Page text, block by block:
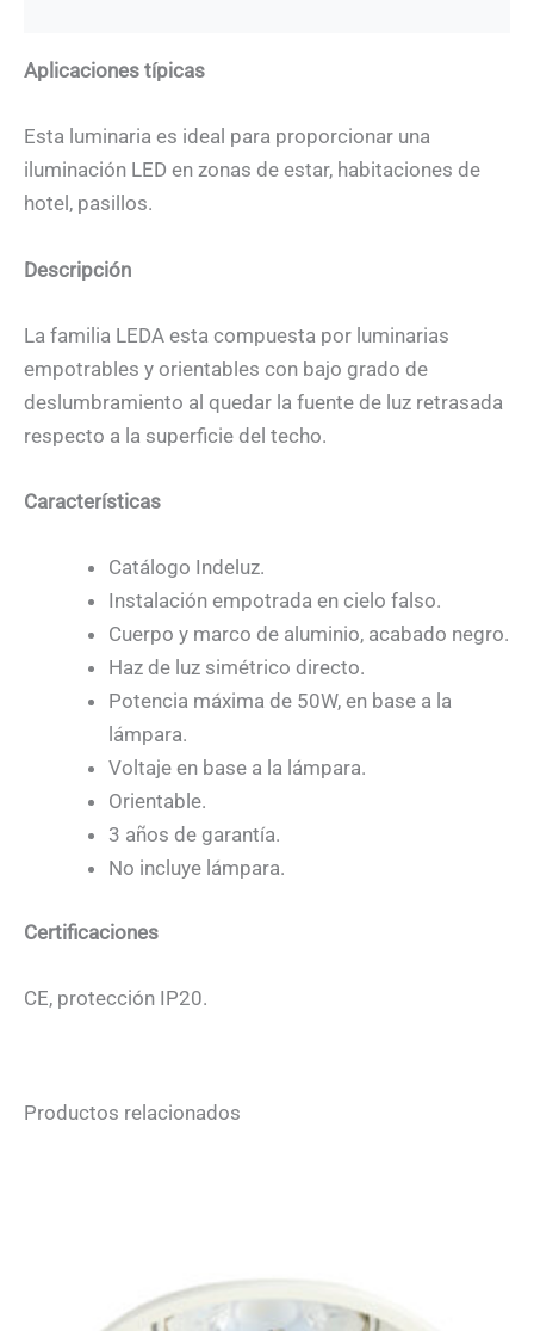
Aplicaciones típicas
Esta luminaria es ideal para proporcionar una
iluminación LED en zonas de estar, habitaciones de
hotel, pasillos.
Descripción
La familia LEDA esta compuesta por luminarias
empotrables y orientables con bajo grado de
deslumbramiento al quedar la fuente de luz retrasada
respecto a la superficie del techo.
Características
Catálogo Indeluz.
Instalación empotrada en cielo falso.
Cuerpo y marco de aluminio, acabado negro.
Haz de luz simétrico directo.
Potencia máxima de 50W, en base a la
lámpara.
Voltaje en base a la lámpara.
Orientable.
3 años de garantía.
No incluye lámpara.
Certificaciones
CE, protección IP20.
Productos relacionados